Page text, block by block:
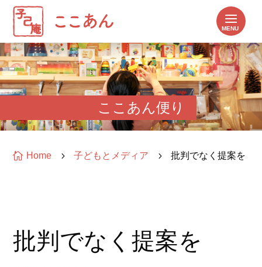
ここあん便り
 Home 5 子どもとメディア 5 批判でなく提案を
批判でなく提案を